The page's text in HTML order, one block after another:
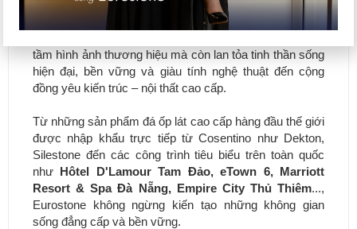
liệu, sự chuyên nghiệp của đội ngũ thi công cũng như
tinh thần tận tâm mà Eurostone mang đến trong từng
tầm hình ảnh thương hiệu mà còn lan tỏa tinh thần sống
hiện đại, bền vững và giàu tính nghệ thuật đến cộng
đồng yêu kiến trúc – nội thất cao cấp.
Từ những sản phẩm đá ốp lát cao cấp hàng đầu thế giới
được nhập khẩu trực tiếp từ Cosentino như Dekton,
Silestone đến các công trình tiêu biểu trên toàn quốc
như Hôtel D'Lamour Tam Đảo, eTown 6, Marriott
Resort & Spa Đà Nẵng, Empire City Thủ Thiêm...,
Eurostone không ngừng kiến tạo những không gian
sống đẳng cấp và bền vững.